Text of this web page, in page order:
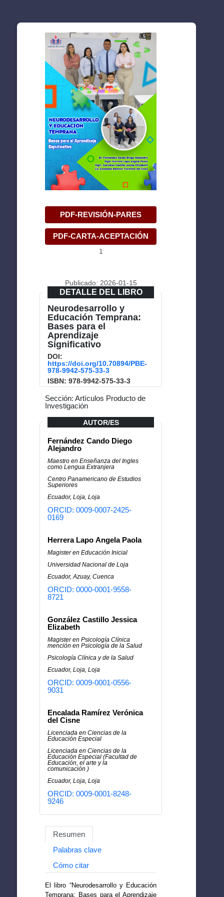
PDF-REVISIÓN-PARES
PDF-CARTA-ACEPTACIÓN
1
Publicado: 2026-01-15
DETALLE DEL LIBRO
Neurodesarrollo y
Educación Temprana:
Bases para el
Aprendizaje
Significativo
DOI:
https://doi.org/10.70894/PBE-
978-9942-575-33-3
ISBN: 978-9942-575-33-3
Sección: Artículos Producto de
Investigación
AUTOR/ES
Fernández Cando Diego
Alejandro
Maestro en Enseñanza del Ingles
como Lengua Extranjera
Centro Panamericano de Estudios
Superiores
Ecuador, Loja, Loja
ORCID: 0009-0007-2425-
0169
Herrera Lapo Angela Paola
Magister en Educación Inicial
Universidad Nacional de Loja
Ecuador, Azuay, Cuenca
ORCID: 0000-0001-9558-
8721
González Castillo Jessica
Elizabeth
Magister en Psicología Clínica
mención en Psicología de la Salud
Psicología Clínica y de la Salud
Ecuador, Loja, Loja
ORCID: 0009-0001-0556-
9031
Encalada Ramírez Verónica
del Cisne
Licenciada en Ciencias de la
Educación Especial
Licenciada en Ciencias de la
Educación Especial (Facultad de
Educación, el arte y la
comunicación )
Ecuador, Loja, Loja
ORCID: 0009-0001-8248-
9246
Resumen
Palabras clave
Cómo citar
El libro “Neurodesarrollo y Educación
Temprana: Bases para el Aprendizaje